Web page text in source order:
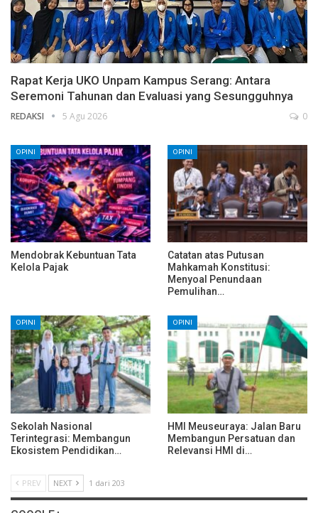
Rapat Kerja UKO Unpam Kampus Serang: Antara
Seremoni Tahunan dan Evaluasi yang Sesungguhnya
REDAKSI 5 Agu 2026 0
OPINI
Mendobrak Kebuntuan Tata
Kelola Pajak
OPINI
Catatan atas Putusan
Mahkamah Konstitusi:
Menyoal Penundaan
Pemulihan…
OPINI
Sekolah Nasional
Terintegrasi: Membangun
Ekosistem Pendidikan…
OPINI
HMI Meuseuraya: Jalan Baru
Membangun Persatuan dan
Relevansi HMI di…
PREV NEXT 1 dari 203